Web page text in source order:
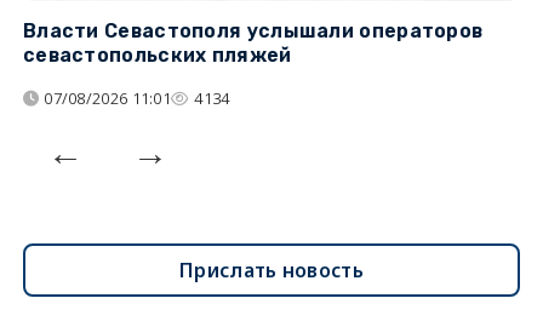
Власти Севастополя услышали операторов
севастопольских пляжей
07/08/2026 11:01 4134
Прислать новость